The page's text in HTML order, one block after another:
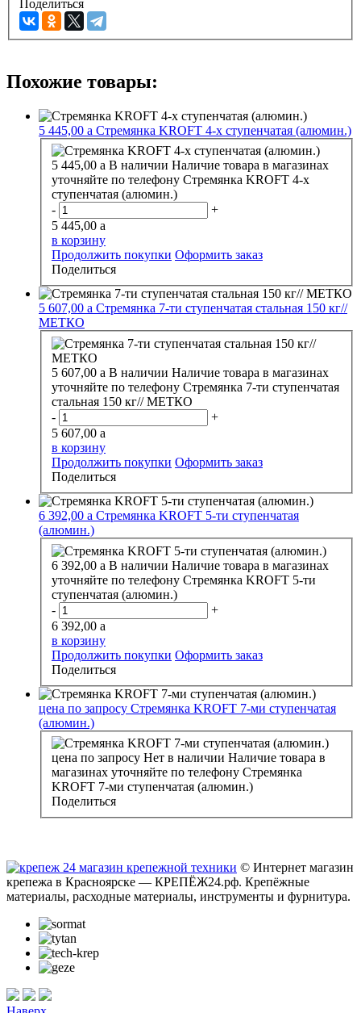
Поделиться
Похожие товары:
5 445,00 a Стремянка KROFT 4-х ступенчатая (алюмин.)
5 445,00 a В наличии Наличие товара в магазинах
уточняйте по телефону Стремянка KROFT 4-х
ступенчатая (алюмин.)
-
+
5 445,00 a
в корзину
Продолжить покупки Оформить заказ
Поделиться
5 607,00 a Стремянка 7-ти ступенчатая стальная 150 кг//
МЕТКО
5 607,00 a В наличии Наличие товара в магазинах
уточняйте по телефону Стремянка 7-ти ступенчатая
стальная 150 кг// МЕТКО
-
+
5 607,00 a
в корзину
Продолжить покупки Оформить заказ
Поделиться
6 392,00 a Стремянка KROFT 5-ти ступенчатая
(алюмин.)
6 392,00 a В наличии Наличие товара в магазинах
уточняйте по телефону Стремянка KROFT 5-ти
ступенчатая (алюмин.)
-
+
6 392,00 a
в корзину
Продолжить покупки Оформить заказ
Поделиться
цена по запросу Стремянка KROFT 7-ми ступенчатая
(алюмин.)
цена по запросу Нет в наличии Наличие товара в
магазинах уточняйте по телефону Стремянка
KROFT 7-ми ступенчатая (алюмин.)
Поделиться
© Интернет магазин
крепежа в Красноярске — КРЕПЁЖ24.рф. Крепёжные
материалы, расходные материалы, инструменты и фурнитура.